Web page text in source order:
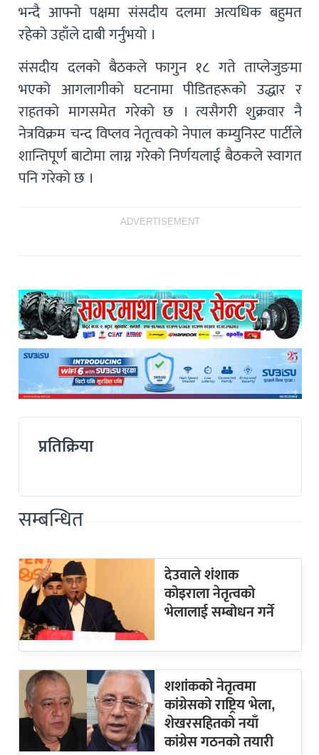
भन्दै आफ्नो पक्षमा संसदीय दलमा अत्यधिक बहुमत
रहेको उहाँले दाबी गर्नुभयो ।
संसदीय दलको बैठकले फागुन १८ गते ताप्लेजुङमा
भएको आगलागीको घटनामा पीडितहरूको उद्धार र
राहतको मागसमेत गरेको छ । त्यसैगरी शुक्रवार नै
नेत्रविक्रम चन्द विप्लव नेतृत्वको नेपाल कम्युनिस्ट पार्टीले
शान्तिपूर्ण बाटोमा लाग्न गरेको निर्णयलाई बैठकले स्वागत
पनि गरेको छ ।
ADVERTISEMENT
प्रतिक्रिया
सम्बन्धित
देउवाले शंशाक
कोइराला नेतृत्वको
भेलालाई सम्बोधन गर्ने
शशांकको नेतृत्वमा
कांग्रेसको राष्ट्रिय भेला,
शेखरसहितको नयाँ
कांग्रेस गठनको तयारी